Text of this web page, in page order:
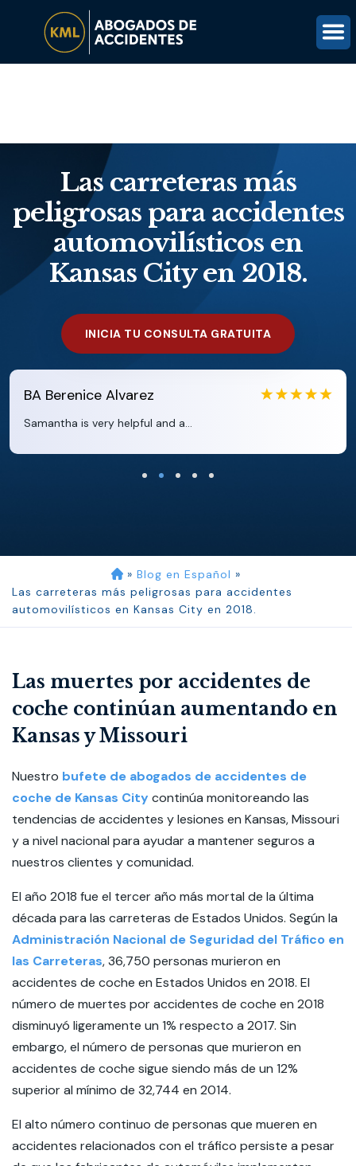
OBTÉN UNA REVISIÓN GRATUITA DEL CASO
Las carreteras más
peligrosas para accidentes
automovilísticos en
Kansas City en 2018.
INICIA TU CONSULTA GRATUITA
Eboni Bowie
Clara extremely helpful and ve...
» Blog en Español »
Las carreteras más peligrosas para accidentes
automovilísticos en Kansas City en 2018.
Las muertes por accidentes de
coche continúan aumentando en
Kansas y Missouri
Nuestro bufete de abogados de accidentes de
coche de Kansas Citycontinúa monitoreando las
tendencias de accidentes y lesiones en Kansas, Missouri
y a nivel nacional para ayudar a mantener seguros a
nuestros clientes y comunidad.
El año 2018 fue el tercer año más mortal de la última
década para las carreteras de Estados Unidos. Según la
Administración Nacional de Seguridad del Tráfico en
las Carreteras, 36,750 personas murieron en
accidentes de coche en Estados Unidos en 2018. El
número de muertes por accidentes de coche en 2018
disminuyó ligeramente un 1% respecto a 2017. Sin
embargo, el número de personas que murieron en
accidentes de coche sigue siendo más de un 12%
superior al mínimo de 32,744 en 2014.
El alto número continuo de personas que mueren en
accidentes relacionados con el tráfico persiste a pesar